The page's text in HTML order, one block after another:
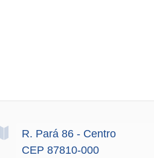
R. Pará 86 - Centro
CEP 87810-000